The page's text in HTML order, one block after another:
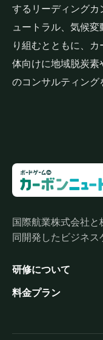
するリーディング
ュートラル、気候
り組むとともに、
体向けに地域脱炭
のコンサルティング
国際航業株式会社
同開発したビジネス
研修について
料金プラン